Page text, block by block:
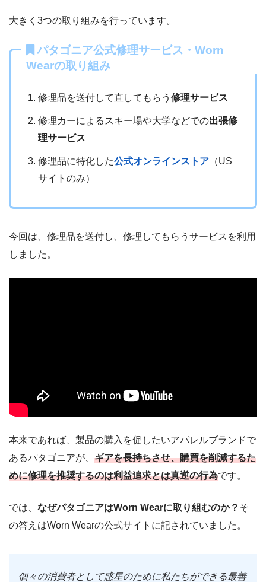
大きく3つの取り組みを行っています。
パタゴニア公式修理サービス・Worn
Wearの取り組み
修理品を送付して直してもらう修理サービス
修理カーによるスキー場や大学などでの出張修
理サービス
修理品に特化した公式オンラインストア （US
サイトのみ）
今回は、修理品を送付し、修理してもらうサービスを利用
しました。
本来であれば、製品の購入を促したいアパレルブランドで
あるパタゴニアが、 ギアを長持ちさせ、購買を削減するた
めに修理を推奨するのは利益追求とは真逆の行為です。
では、 なぜパタゴニアはWorn Wearに取り組むのか？ そ
の答えはWorn Wearの公式サイトに記されていました。
個々の消費者として惑星のために私たちができる最善